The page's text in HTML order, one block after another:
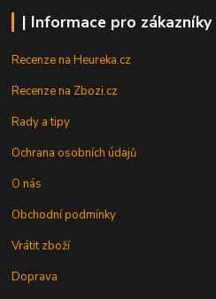
| Informace pro zákazníky
Recenze na Heureka.cz
Recenze na Zbozi.cz
Rady a tipy
Ochrana osobních údajů
O nás
Obchodní podmínky
Vrátit zboží
Doprava